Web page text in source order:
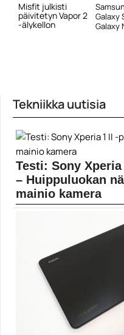
Misfit julkisti
päivitetyn Vapor 2
-älykellon
Galaxy
Galaxy
Tekniikka uutisia
Testi: Sony
– Huippuluokan
mainio kamera
Tänä vuonna